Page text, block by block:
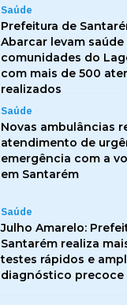
Saúde
Prefeitura de
Abarcar levam saúde
comunidades do
com mais de 500
realizados
Saúde
Novas ambulâncias
atendimento de
emergência com a
em Santarém
Saúde
Julho Amarelo:
Santarém realiza
testes rápidos e
diagnóstico precoce